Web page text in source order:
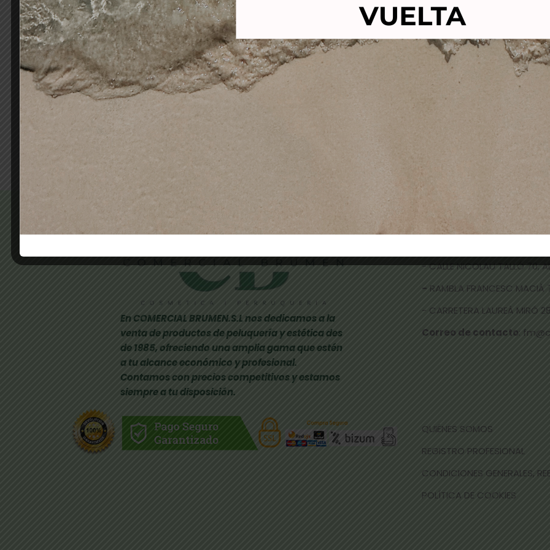
ALCANTARA TINTE VIOLETT60
10-6 PLATINO NACARADO
9,90€3,40€
Añadir al carrito
ALCANTARA TINTE SIN
AMONIACO PREMIUM VIOLETT
6-3 RUBIO OSCURO DORADO
4,90 €
ALCANTARA TINTE
AMONIACO PREMIUM
10 RUBIO CLARÍSSIMO
4,90
En COMERCIAL BRUMEN.S.L nos dedicamos a la
venta de productos de peluquería y estética des
de 1985, ofreciendo una amplia gama que estén
a tu alcance económico y profesional.
Contamos con precios competitivos y estamos
siempre a tu disposición.
- CALLE NICOLAU TALLÓ 70,
- RAMBLA FRANCESC MACIÀ
- CARRETERA LAUREÀ MIRÓ
Correo de contacto:
QUIÉNES SOMOS
REGISTRO PROFESIONAL
CONDICIONES GENERALES,
POLÍTICA DE COOKIES